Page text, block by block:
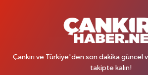
Çankırı ve Türkiye'den son dakika güncel
takipte kalın!